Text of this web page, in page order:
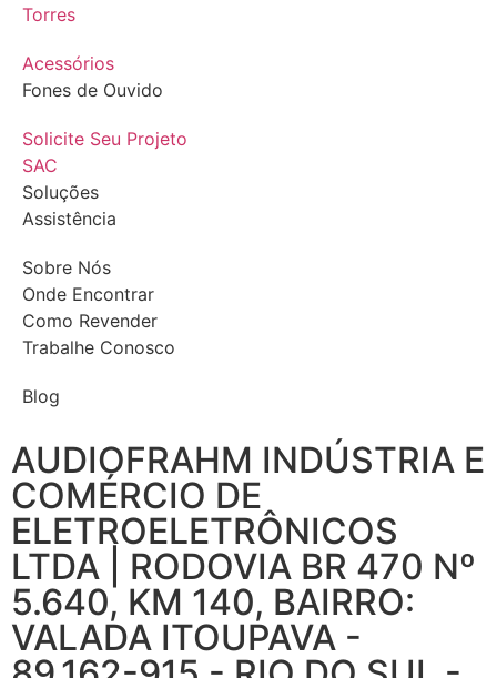
Torres
Acessórios
Fones de Ouvido
Solicite Seu Projeto
SAC
Soluções
Assistência
Sobre Nós
Onde Encontrar
Como Revender
Trabalhe Conosco
Blog
AUDIOFRAHM INDÚSTRIA E
COMÉRCIO DE
ELETROELETRÔNICOS
LTDA | RODOVIA BR 470 Nº
5.640, KM 140, BAIRRO:
VALADA ITOUPAVA -